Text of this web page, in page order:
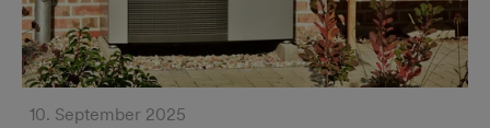
10. September 2025